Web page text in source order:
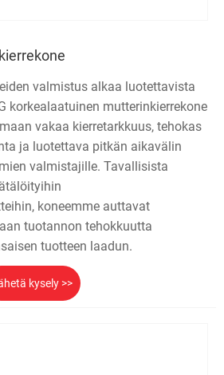
valmistus alkaa luotettavista
korkealaatuinen mutterinkierrekone
vakaa kierretarkkuus, tehokas
ja luotettava pitkän aikavälin
valmistajille. Tavallisista
koneemme auttavat
tuotannon tehokkuutta
tuotteen laadun.
kysely >>